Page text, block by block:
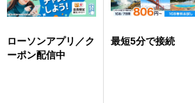
ローソンアプリ／ク
ーポン配信中
最短5分で接続